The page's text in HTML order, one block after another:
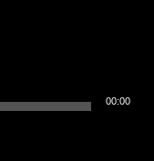
00:00